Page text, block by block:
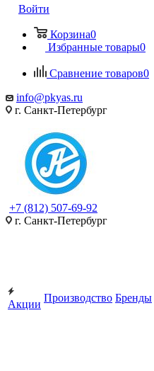
Войти
Корзина0
Избранные товары0
Сравнение товаров0
info@pkyas.ru
г. Санкт-Петербург
+7 (812) 507-69-92
г. Санкт-Петербург
Акции
Производство Бренды